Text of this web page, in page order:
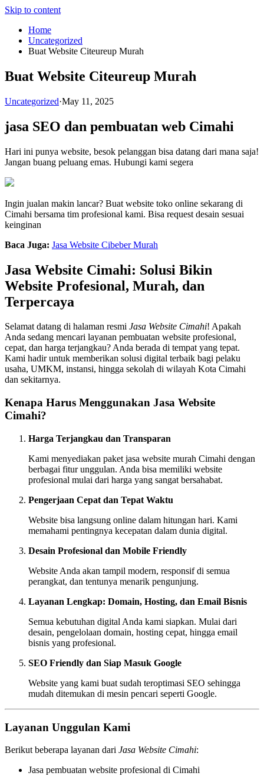
Skip to content
Home
Uncategorized
Buat Website Citeureup Murah
Buat Website Citeureup Murah
Uncategorized·May 11, 2025
jasa SEO dan pembuatan web Cimahi
Hari ini punya website, besok pelanggan bisa datang dari mana saja!
Jangan buang peluang emas. Hubungi kami segera
Ingin jualan makin lancar? Buat website toko online sekarang di
Cimahi bersama tim profesional kami. Bisa request desain sesuai
keinginan
Baca Juga: Jasa Website Cibeber Murah
Jasa Website Cimahi: Solusi Bikin
Website Profesional, Murah, dan
Terpercaya
Selamat datang di halaman resmi Jasa Website Cimahi! Apakah
Anda sedang mencari layanan pembuatan website profesional,
cepat, dan harga terjangkau? Anda berada di tempat yang tepat.
Kami hadir untuk memberikan solusi digital terbaik bagi pelaku
usaha, UMKM, instansi, hingga sekolah di wilayah Kota Cimahi
dan sekitarnya.
Kenapa Harus Menggunakan Jasa Website
Cimahi?
Harga Terjangkau dan Transparan
Kami menyediakan paket jasa website murah Cimahi dengan
berbagai fitur unggulan. Anda bisa memiliki website
profesional mulai dari harga yang sangat bersahabat.
Pengerjaan Cepat dan Tepat Waktu
Website bisa langsung online dalam hitungan hari. Kami
memahami pentingnya kecepatan dalam dunia digital.
Desain Profesional dan Mobile Friendly
Website Anda akan tampil modern, responsif di semua
perangkat, dan tentunya menarik pengunjung.
Layanan Lengkap: Domain, Hosting, dan Email Bisnis
Semua kebutuhan digital Anda kami siapkan. Mulai dari
desain, pengelolaan domain, hosting cepat, hingga email
bisnis yang profesional.
SEO Friendly dan Siap Masuk Google
Website yang kami buat sudah teroptimasi SEO sehingga
mudah ditemukan di mesin pencari seperti Google.
Layanan Unggulan Kami
Berikut beberapa layanan dari Jasa Website Cimahi:
Jasa pembuatan website profesional di Cimahi